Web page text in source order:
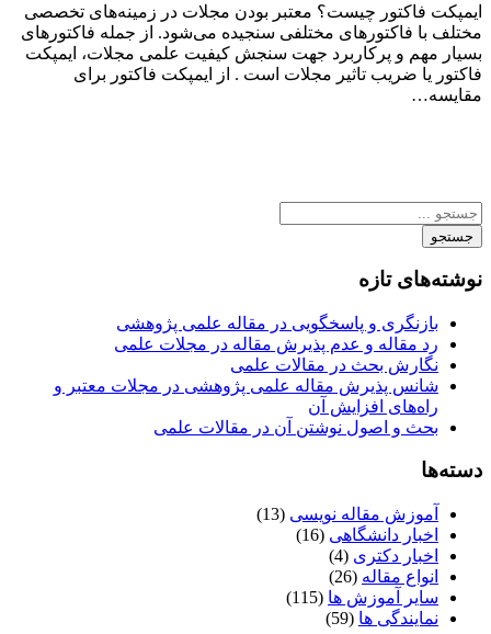
ایمپکت فاکتور چیست؟ معتبر بودن مجلات در زمینه‌های تخصصی
مختلف با فاکتورهای مختلفی سنجیده می‌شود. از جمله فاکتورهای
بسیار مهم و پرکاربرد جهت سنجش کیفیت علمی مجلات، ایمپکت
فاکتور یا ضریب تاثیر مجلات است . از ایمپکت فاکتور برای
مقایسه…
جستجو
نوشته‌های تازه
بازنگری و پاسخگویی در مقاله علمی پژوهشی
رد مقاله و عدم پذیرش مقاله در مجلات علمی
نگارش بحث در مقالات علمی
شانس پذیرش مقاله علمی پژوهشی در مجلات معتبر و
راه‌های افزایش آن
بحث و اصول نوشتن آن در مقالات علمی
دسته‌ها
آموزش مقاله نویسی (13)
اخبار دانشگاهی (16)
اخبار دکتری (4)
انواع مقاله (26)
سایر آموزش ها (115)
نمایندگی ها (59)